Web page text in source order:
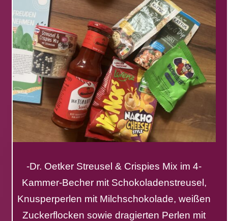
-Dr. Oetker Streusel & Crispies Mix im 4-
Kammer-Becher mit Schokoladenstreusel,
Knusperperlen mit Milchschokolade, weißen
Zuckerflocken sowie dragierten Perlen mit